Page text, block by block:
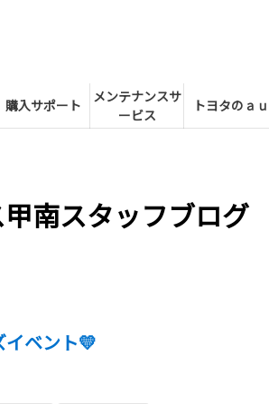
購入サポート
メンテナンスサ
ービス
トヨタのａｕ
南スタッフブログ
ベント💛